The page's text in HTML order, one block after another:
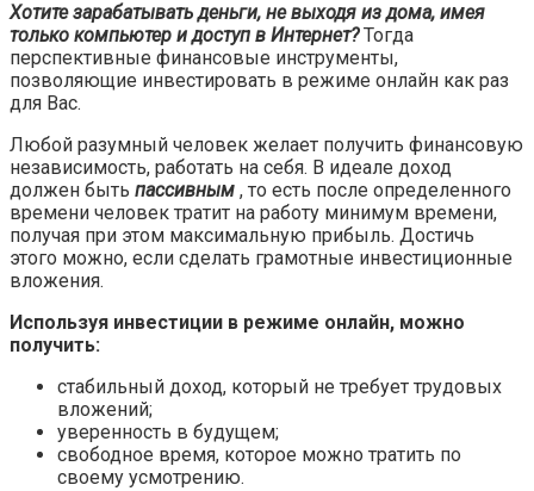
Хотите зарабатывать деньги, не выходя из дома, имея
только компьютер и доступ в Интернет?Тогда
перспективные финансовые инструменты,
позволяющие инвестировать в режиме онлайн как раз
для Вас.
Любой разумный человек желает получить финансовую
независимость, работать на себя. В идеале доход
должен быть пассивным , то есть после определенного
времени человек тратит на работу минимум времени,
получая при этом максимальную прибыль. Достичь
этого можно, если сделать грамотные инвестиционные
вложения.
Используя инвестиции в режиме онлайн, можно
получить:
стабильный доход, который не требует трудовых
вложений;
уверенность в будущем;
свободное время, которое можно тратить по
своему усмотрению.